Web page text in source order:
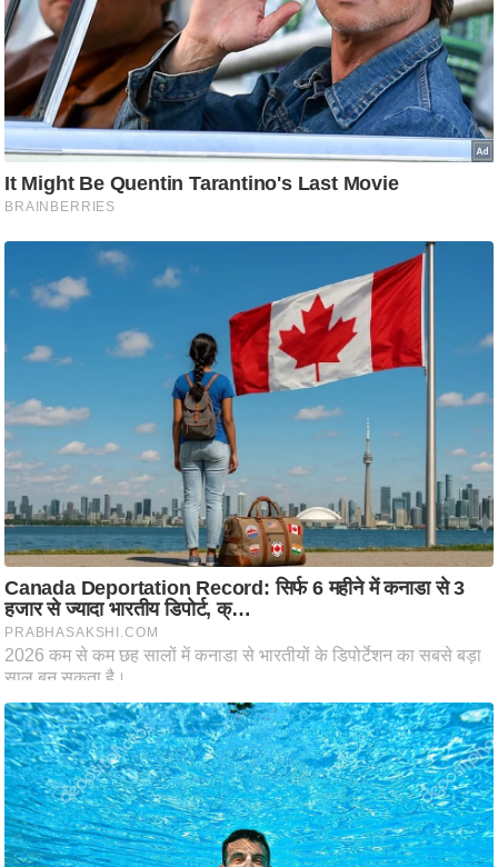
ई
.
चा
य
प
र
स
ध
ज्यो
ष
भु
म
हि
मा
/
ध
र्म
स्थ
ल
व्र
त
त्यो
हा
र